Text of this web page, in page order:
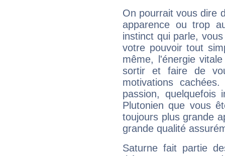
On pourrait vous dire
apparence ou trop
instinct qui parle,
votre pouvoir tout
même, l'énergie
sortir et faire de
motivations
passion, quelquefois
Plutonien que vous
toujours plus grande
grande qualité
Saturne fait partie